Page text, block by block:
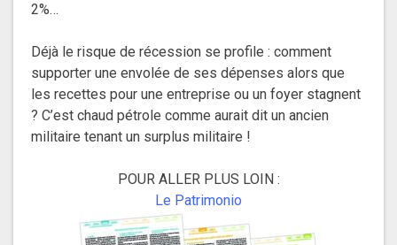
2%…
Déjà le risque de récession se profile : comment
supporter une envolée de ses dépenses alors que
les recettes pour une entreprise ou un foyer stagnent
? C’est chaud pétrole comme aurait dit un ancien
militaire tenant un surplus militaire !
POUR ALLER PLUS LOIN :
Le Patrimonio